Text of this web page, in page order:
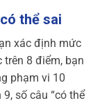
thể sai
xác định mức
8 điểm, bạn
phạm vi 10
số câu “có thể